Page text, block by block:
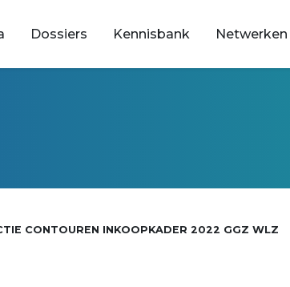
Dossiers Kennisbank Netwerken
CONTOUREN INKOOPKADER 2022 GGZ WLZ